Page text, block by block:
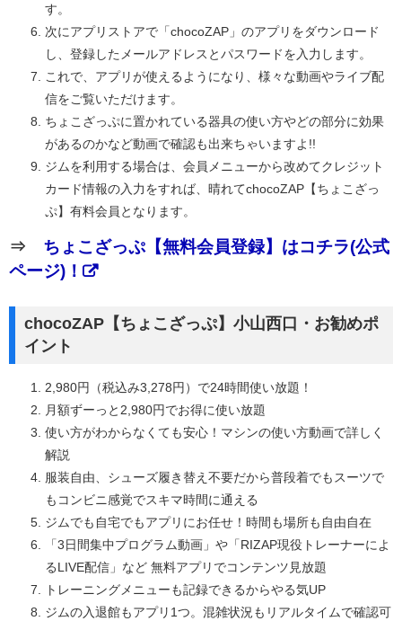
す。
次にアプリストアで「chocoZAP」のアプリをダウンロード
し、登録したメールアドレスとパスワードを入力します。
これで、アプリが使えるようになり、様々な動画やライブ配
信をご覧いただけます。
ちょこざっぷに置かれている器具の使い方やどの部分に効果
があるのかなど動画で確認も出来ちゃいますよ!!
ジムを利用する場合は、会員メニューから改めてクレジット
カード情報の入力をすれば、晴れてchocoZAP【ちょこざっ
ぷ】有料会員となります。
⇒ ちょこざっぷ【無料会員登録】はコチラ(公式
ページ)！
chocoZAP【ちょこざっぷ】小山西口・お勧めポ
イント
2,980円（税込み3,278円）で24時間使い放題！
月額ずーっと2,980円でお得に使い放題
使い方がわからなくても安心！マシンの使い方動画で詳しく
解説
服装自由、シューズ履き替え不要だから普段着でもスーツで
もコンビニ感覚でスキマ時間に通える
ジムでも自宅でもアプリにお任せ！時間も場所も自由自在
「3日間集中プログラム動画」や「RIZAP現役トレーナーによ
るLIVE配信」など 無料アプリでコンテンツ見放題
トレーニングメニューも記録できるからやる気UP
ジムの入退館もアプリ1つ。混雑状況もリアルタイムで確認可